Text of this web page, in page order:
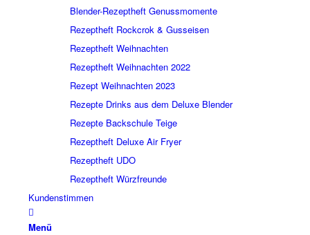
Blender-Rezeptheft Genussmomente
Rezeptheft Rockcrok & Gusseisen
Rezeptheft Weihnachten
Rezeptheft Weihnachten 2022
Rezept Weihnachten 2023
Rezepte Drinks aus dem Deluxe Blender
Rezepte Backschule Teige
Rezeptheft Deluxe Air Fryer
Rezeptheft UDO
Rezeptheft Würzfreunde
Kundenstimmen
Menü